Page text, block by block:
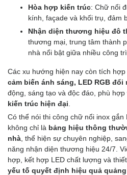
Hòa hợp kiến trúc: Chữ nổi
kính, façade và khối trụ, đảm
Nhận diện thương hiệu đô
thương mại, trung tâm thành
nhà nổi bật giữa nhiều công
Các xu hướng hiện nay còn tích
cảm biến ánh sáng, LED RGB đổi
động, sáng tạo và độc đáo, phù hợp
kiến trúc hiện đại
Có thể nói thi công chữ nổi inox gắn
không chỉ là bảng hiệu thông
nhà , thể hiện sự chuyên nghiệp,
năng nhận diện thương hiệu 24/7.
hợp, kết hợp LED chất lượng và
yếu tố quyết định hiệu quả